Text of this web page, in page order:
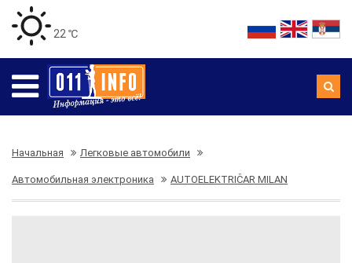
22 ℃
Начальная Легковые автомобили
Автомобильная электроника AUTOELEKTRIČAR MILAN